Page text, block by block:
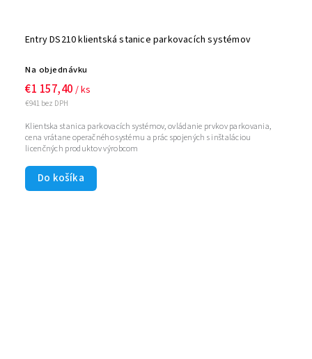
Entry DS210 klientská stanice parkovacích systémov
Na objednávku
€941 bez DPH
€1 157,40 / ks
Do košíka
Klientska stanica parkovacích systémov, ovládanie prvkov parkovania,
cena vrátane operačného systému a prác spojených s inštaláciou
licenčných produktov výrobcom